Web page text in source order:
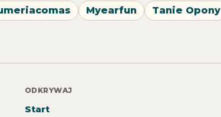
Myearfun Tanie Opony
ODKRYWAJ
Start